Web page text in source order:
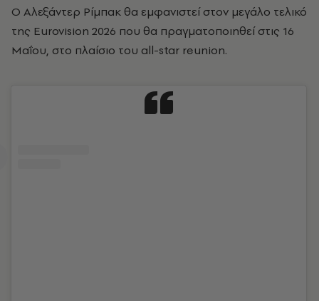
Ο Αλεξάντερ Ρίμπακ θα εμφανιστεί στον μεγάλο τελικό
της Eurovision 2026 που θα πραγματοποιηθεί στις 16
Μαΐου, στο πλαίσιο του all-star reunion.